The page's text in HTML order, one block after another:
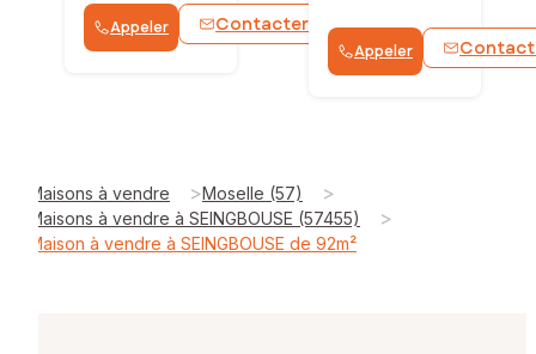
Appeler Contacter WhatsApp
Appeler
Maisons à vendre >Moselle (57) >
Maisons à vendre à SEINGBOUSE (57455) >
Maison à vendre à SEINGBOUSE de 92m²